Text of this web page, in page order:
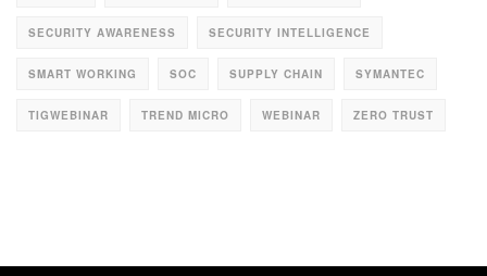
SECURITY AWARENESS SECURITY INTELLIGENCE
SMART WORKING SOC SUPPLY CHAIN SYMANTEC
TIGWEBINAR TREND MICRO WEBINAR ZERO TRUST